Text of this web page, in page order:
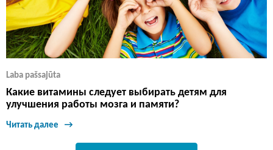
Laba pašsajūta
Какие витамины следует выбирать детям для
улучшения работы мозга и памяти?
Читать далее